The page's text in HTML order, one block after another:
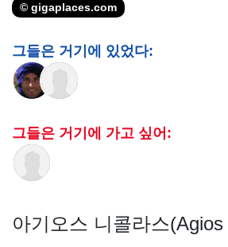
© gigaplaces.com
그들은 거기에 있었다:
그들은 거기에 가고 싶어:
아기오스 니콜라스